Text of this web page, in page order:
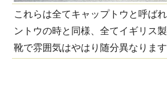
これらは全てキャップトウと呼ば
ントウの時と同様、全てイギリス
靴で雰囲気はやはり随分異なります